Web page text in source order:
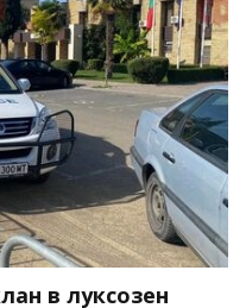
в луксозен